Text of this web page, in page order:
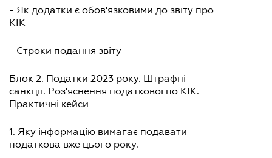
- Як додатки є обов'язковими до звіту про
КІК
- Строки подання звіту
Блок 2. Податки 2023 року. Штрафні
санкції. Роз'яснення податкової по КІК.
Практичні кейси
1. Яку інформацію вимагає подавати
податкова вже цього року.